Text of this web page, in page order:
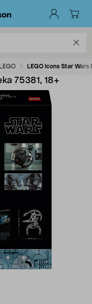
LEGO LEGO Icons Star Wars
75381, 18+